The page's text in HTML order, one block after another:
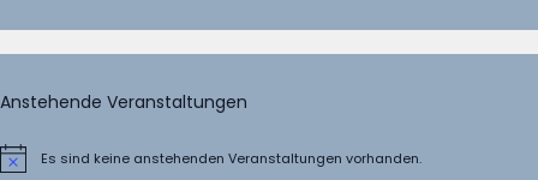
Anstehende Veranstaltungen
HinweisEs sind keine anstehenden Veranstaltungen vorhanden.